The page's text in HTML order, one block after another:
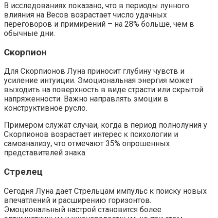
В исследованиях показано, что в периоды лунного
влияния на Весов возрастает число удачных
переговоров и примирений – на 28% больше, чем в
обычные дни.
Скорпион
Для Скорпионов Луна приносит глубину чувств и
усиление интуиции. Эмоциональная энергия может
выходить на поверхность в виде страсти или скрытой
напряженности. Важно направлять эмоции в
конструктивное русло.
Примером служат случаи, когда в период полнолуния у
Скорпионов возрастает интерес к психологии и
самоанализу, что отмечают 35% опрошенных
представителей знака.
Стрелец
Сегодня Луна дает Стрельцам импульс к поиску новых
впечатлений и расширению горизонтов.
Эмоциональный настрой становится более